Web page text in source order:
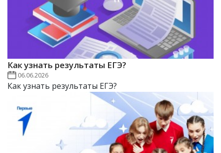
Как узнать результаты ЕГЭ?
06.06.2026
Как узнать результаты ЕГЭ?